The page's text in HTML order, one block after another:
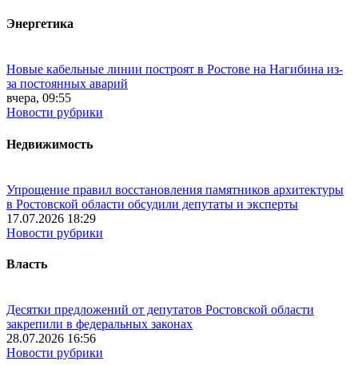
Энергетика
Новые кабельные линии построят в Ростове на Нагибина из-
за постоянных аварий
вчера, 09:55
Новости рубрики
Недвижимость
Упрощение правил восстановления памятников архитектуры
в Ростовской области обсудили депутаты и эксперты
17.07.2026 18:29
Новости рубрики
Власть
Десятки предложений от депутатов Ростовской области
закрепили в федеральных законах
28.07.2026 16:56
Новости рубрики